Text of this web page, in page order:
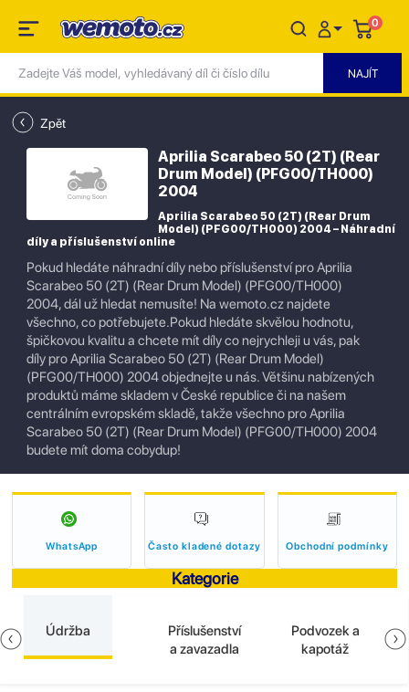
0
Zpět
Aprilia Scarabeo 50 (2T) (Rear
Drum Model) (PFG00/TH000)
2004
Aprilia Scarabeo 50 (2T) (Rear Drum
Model) (PFG00/TH000) 2004 – Náhradní
díly a příslušenství online
Pokud hledáte náhradní díly nebo příslušenství pro Aprilia
Scarabeo 50 (2T) (Rear Drum Model) (PFG00/TH000)
2004, dál už hledat nemusíte! Na wemoto.cz najdete
všechno, co potřebujete.Pokud hledáte skvělou hodnotu,
špičkovou kvalitu a chcete mít díly co nejrychleji u vás, pak
díly pro Aprilia Scarabeo 50 (2T) (Rear Drum Model)
(PFG00/TH000) 2004 objednejte u nás. Většinu nabízených
produktů máme skladem v České republice či na našem
centrálním evropském skladě, takže všechno pro Aprilia
Scarabeo 50 (2T) (Rear Drum Model) (PFG00/TH000) 2004
budete mít doma cobydup!
WhatsApp Často kladené dotazy Obchodní podmínky
Kategorie
Údržba
Příslušenství
a zavazadla
Podvozek a
kapotáž